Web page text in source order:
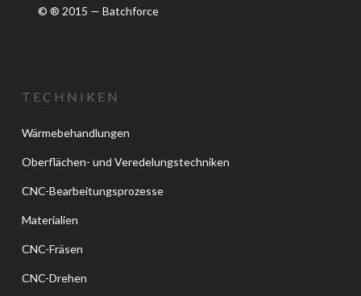
© ® 2015 — Batchforce
TECHNIKEN
Wärmebehandlungen
Oberflächen- und Veredelungstechniken
CNC-Bearbeitungsprozesse
Materialien
CNC-Fräsen
CNC-Drehen